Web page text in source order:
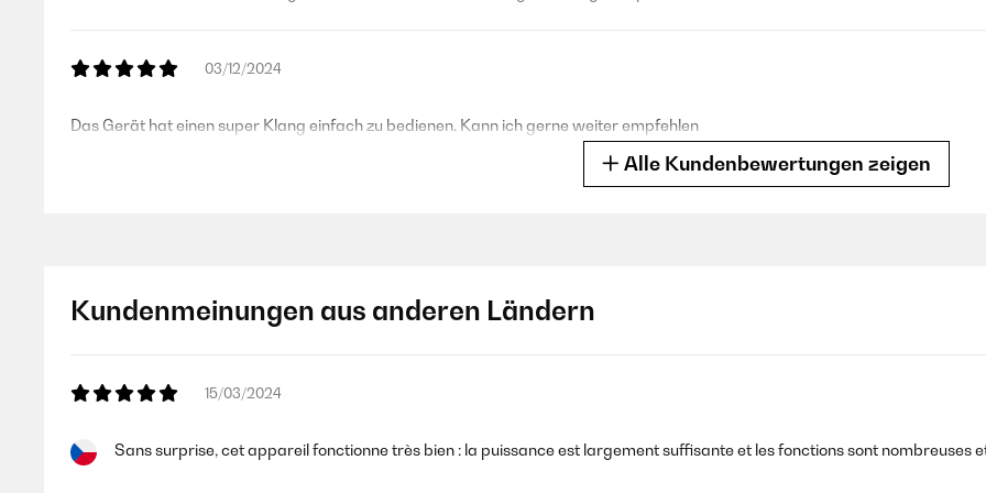
03/12/2024
Das Gerät hat einen super Klang einfach zu bedienen. Kann ich gerne weiter empfehlen
Amazon Benutzer – Bewertung durch Chal-Tec GmbH nicht eigenständig überprüft
Ich war skeptisch, on ein Gerät in dem unseren Preisniveau überhaupt was taugt. Doch das Ergebnis hat mich sehr positiv
Alle Kundenbewertungen zeigen
Kundenmeinungen aus anderen Ländern
15/03/2024
Sans surprise, cet appareil fonctionne très bien : la puissance est largement suffisante et les fonctions sont nombreuses